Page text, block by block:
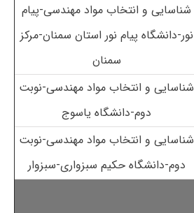
شناسایی و انتخاب مواد مهندسی-پیام
نور-دانشگاه پیام نور استان سمنان-مرکز
سمنان
شناسایی و انتخاب مواد مهندسی-نوبت
دوم-دانشگاه یاسوج
شناسایی و انتخاب مواد مهندسی-نوبت
دوم-دانشگاه حکیم سبزواری-سبزوار